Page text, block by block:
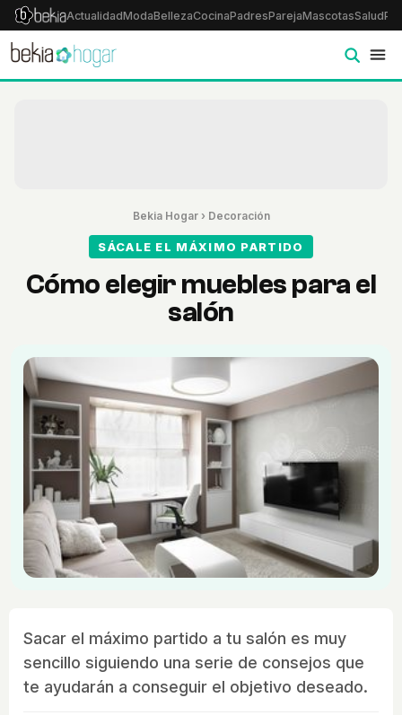
ActualidadModaBellezaCocinaPadresParejaMascotasSalud
Bekia Hogar› Decoración
SÁCALE EL MÁXIMO PARTIDO
Cómo elegir muebles para el
salón
Sacar el máximo partido a tu salón es muy
sencillo siguiendo una serie de consejos que
te ayudarán a conseguir el objetivo deseado.